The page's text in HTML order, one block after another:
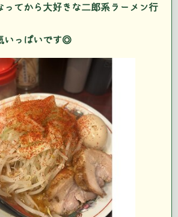
ってから大好きな二郎系ラーメン行
いっぱいです◎